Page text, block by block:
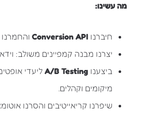
מה עשינו:
חיברנו Conversion API
יצרנו מבנה קמפיינים משולב:
ביצענו A/B Testing ליעדי
מיקומים וקהלים.
שיפרנו קריאייטיבים והסרנו